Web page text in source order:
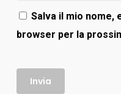
Salva il mio nome,
browser per la